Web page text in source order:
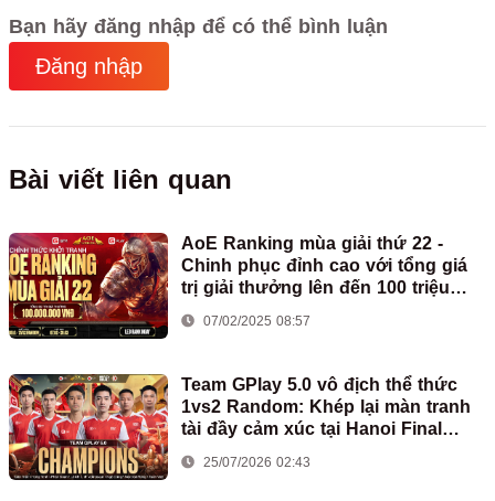
Bạn hãy đăng nhập để có thể bình luận
Đăng nhập
Bài viết liên quan
AoE Ranking mùa giải thứ 22 -
Chinh phục đỉnh cao với tổng giá
trị giải thưởng lên đến 100 triệu
đồng
07/02/2025 08:57
Team GPlay 5.0 vô địch thể thức
1vs2 Random: Khép lại màn tranh
tài đầy cảm xúc tại Hanoi Final
2026
25/07/2026 02:43